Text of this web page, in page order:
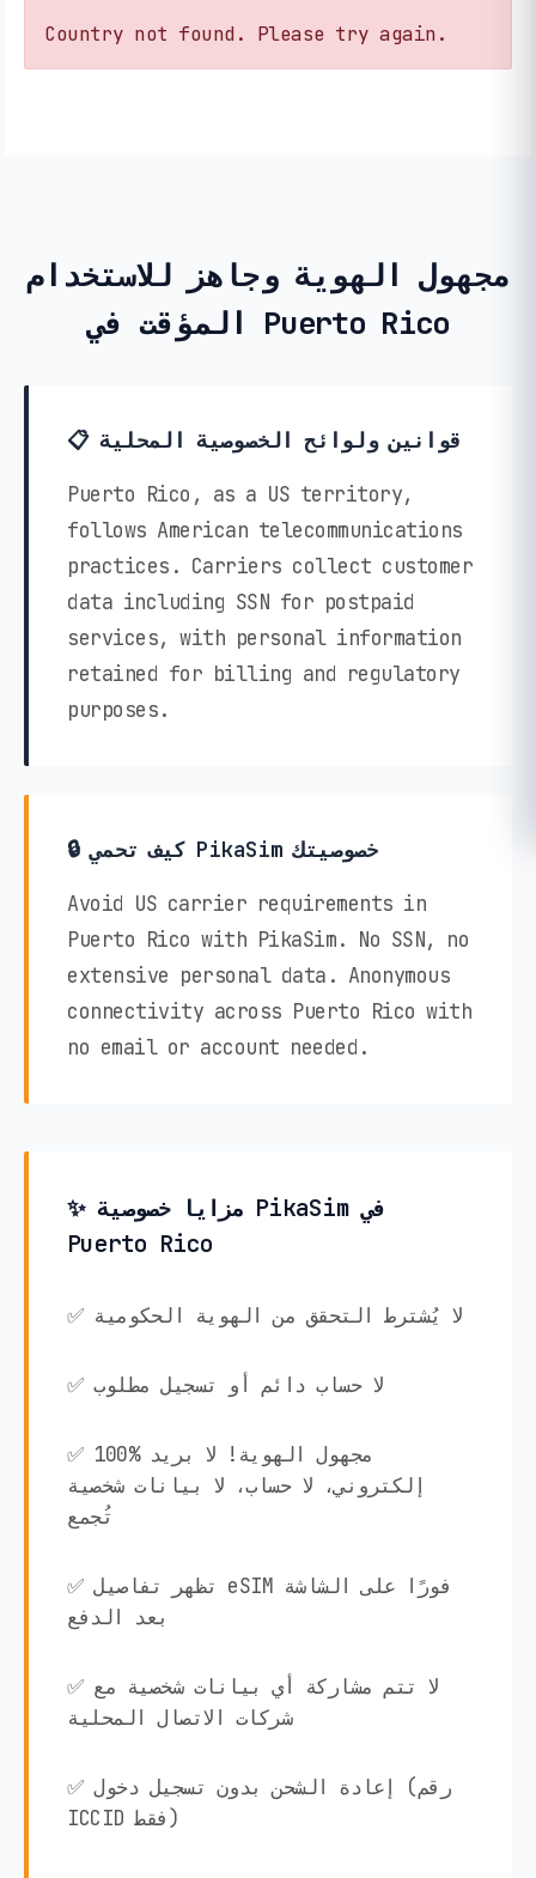
Country not found. Please try again.
مجهول الهوية وجاهز للاستخدام
المؤقت في Puerto Rico
📋 قوانين ولوائح الخصوصية المحلية
Puerto Rico, as a US territory,
follows American telecommunications
practices. Carriers collect customer
data including SSN for postpaid
services, with personal information
retained for billing and regulatory
purposes.
🔒 كيف تحمي PikaSim خصوصيتك
Avoid US carrier requirements in
Puerto Rico with PikaSim. No SSN, no
extensive personal data. Anonymous
connectivity across Puerto Rico with
no email or account needed.
✨ مزايا خصوصية PikaSim في
Puerto Rico
✅ لا يُشترط التحقق من الهوية الحكومية
✅ لا حساب دائم أو تسجيل مطلوب
✅ 100% مجهول الهوية! لا بريد
إلكتروني، لا حساب، لا بيانات شخصية
تُجمع
✅ تظهر تفاصيل eSIM فورًا على الشاشة
بعد الدفع
✅ لا تتم مشاركة أي بيانات شخصية مع
شركات الاتصال المحلية
✅ إعادة الشحن بدون تسجيل دخول (رقم
ICCID فقط)